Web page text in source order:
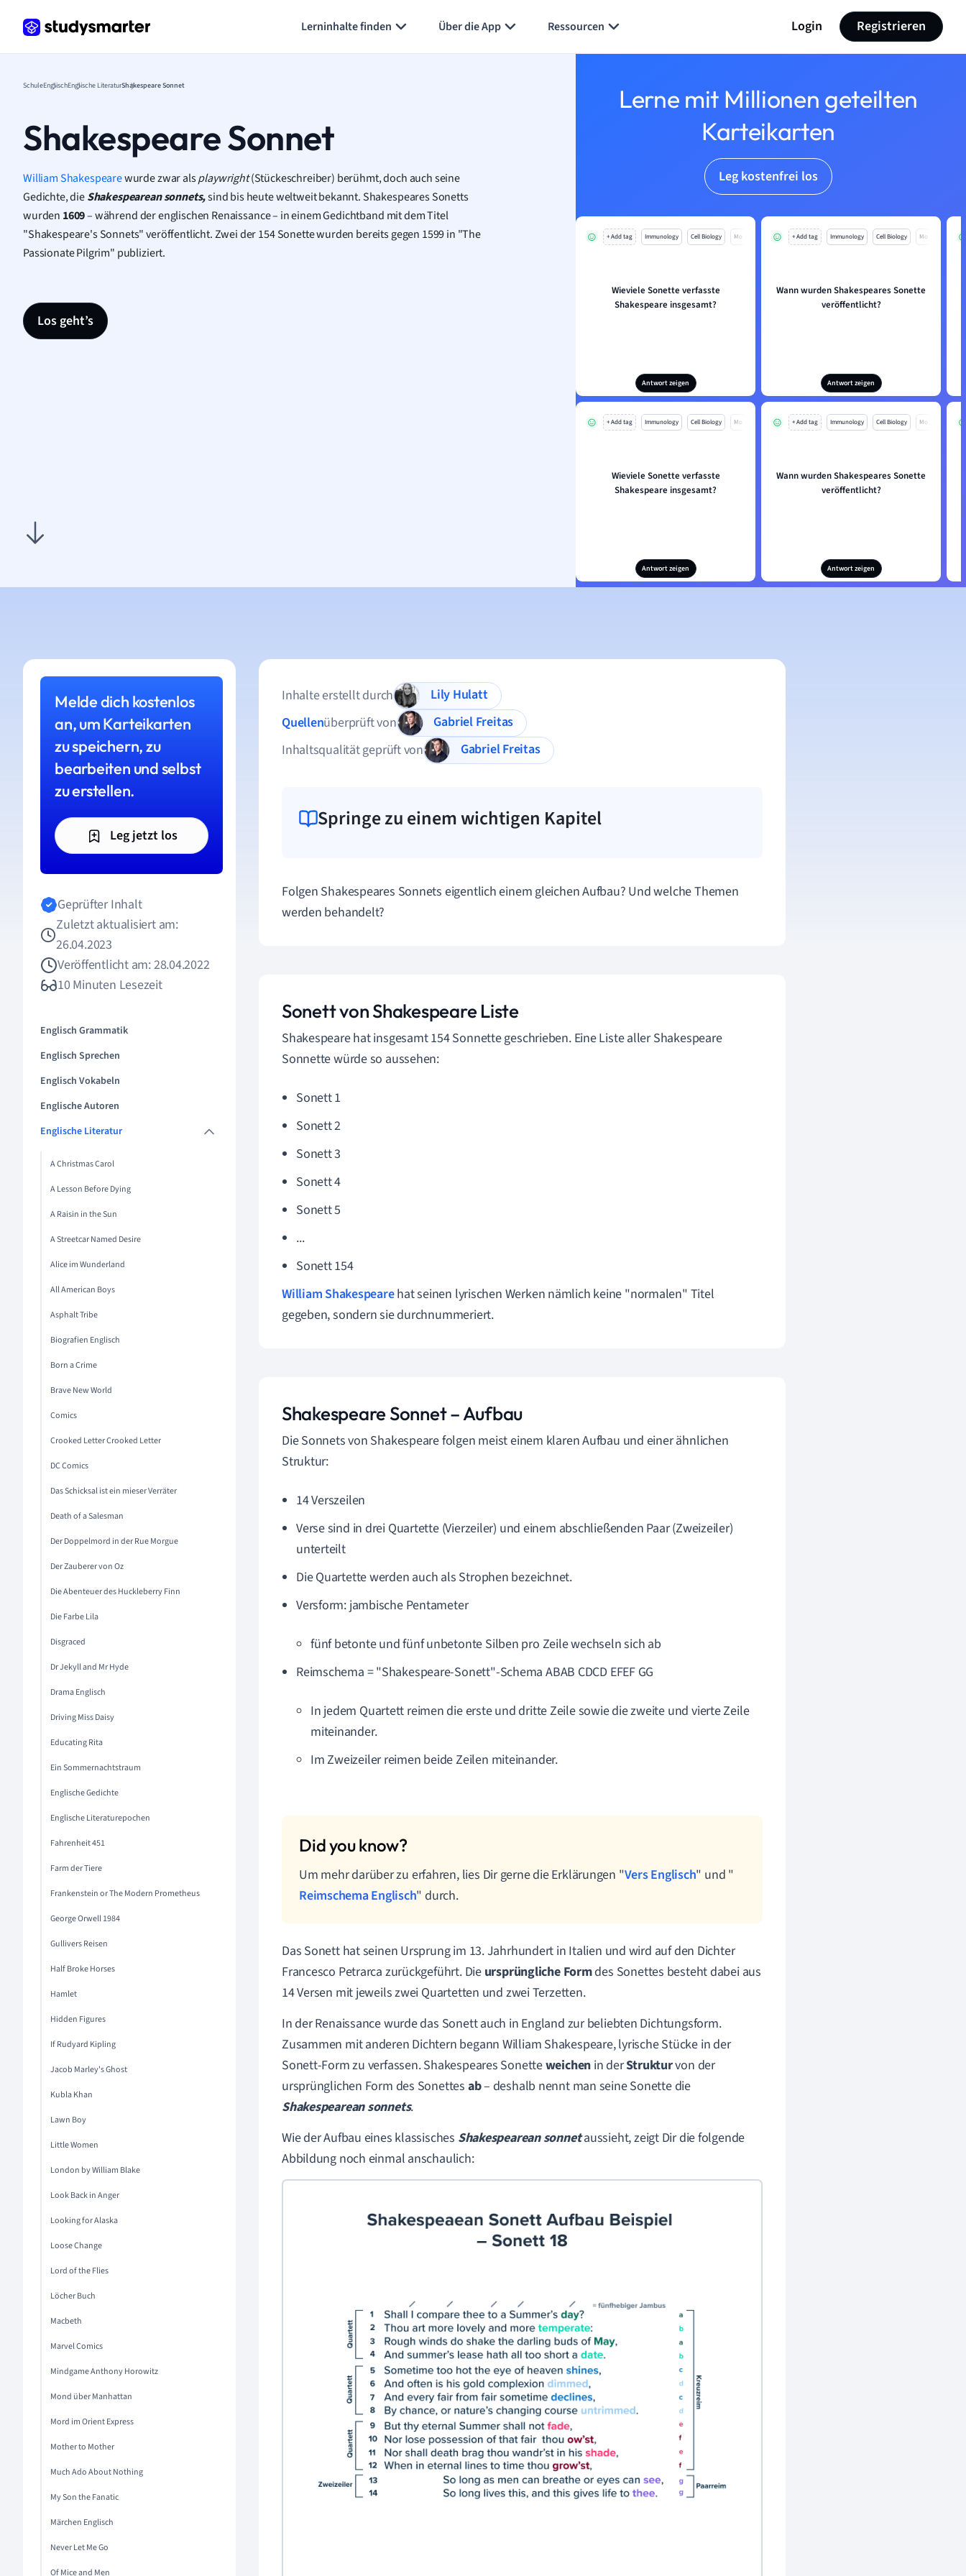
Lerninhalte finden Über die App Ressourcen Login Registrieren
SchuleEnglischEnglische LiteraturShakespeare Sonnet
Shakespeare Sonnet
William Shakespearewurde zwar alsplaywright(Stückeschreiber) berühmt, doch auch seine
Gedichte, dieShakespeareansonnets,sind bis heute weltweit bekannt. ShakespearesSonetts
wurden 1609– während der englischen Renaissance – in einem Gedichtband mit dem Titel
"Shakespeare's Sonnets" veröffentlicht. Zwei der 154 Sonette wurden bereits gegen 1599 in "The
Passionate Pilgrim" publiziert.
Los geht’s
Lerne mit Millionen geteilten
Karteikarten
Leg kostenfrei los
+ Add tag Immunology Cell Biology Mo
Wieviele Sonette verfasste
Shakespeare insgesamt?
Antwort zeigen
+ Add tag Immunology Cell Biology Mo
Wann wurden Shakespeares Sonette
veröffentlicht?
Antwort zeigen
+ Add tag Immunology Cell Biology Mo
Wieviele Sonette verfasste
Shakespeare insgesamt?
Antwort zeigen
+ Add tag Immunology Cell Biology Mo
Wann wurden Shakespeares Sonette
veröffentlicht?
Antwort zeigen
Melde dich kostenlos
an, um Karteikarten
zu speichern, zu
bearbeiten und selbst
zu erstellen.
Leg jetzt los
Geprüfter Inhalt
Zuletzt aktualisiert am:
26.04.2023
Veröffentlicht am: 28.04.2022
10 Minuten Lesezeit
Englisch Grammatik
Englisch Sprechen
Englisch Vokabeln
Englische Autoren
Englische Literatur
A Christmas Carol
A Lesson Before Dying
A Raisin in the Sun
A Streetcar Named Desire
Alice im Wunderland
All American Boys
Asphalt Tribe
Biografien Englisch
Born a Crime
Brave New World
Comics
Crooked Letter Crooked Letter
DC Comics
Das Schicksal ist ein mieser Verräter
Death of a Salesman
Der Doppelmord in der Rue Morgue
Der Zauberer von Oz
Die Abenteuer des Huckleberry Finn
Die Farbe Lila
Disgraced
Dr Jekyll and Mr Hyde
Drama Englisch
Driving Miss Daisy
Educating Rita
Ein Sommernachtstraum
Englische Gedichte
Englische Literaturepochen
Fahrenheit 451
Farm der Tiere
Frankenstein or The Modern Prometheus
George Orwell 1984
Gullivers Reisen
Half Broke Horses
Hamlet
Hidden Figures
If Rudyard Kipling
Jacob Marley's Ghost
Kubla Khan
Lawn Boy
Little Women
London by William Blake
Look Back in Anger
Looking for Alaska
Loose Change
Lord of the Flies
Löcher Buch
Macbeth
Marvel Comics
Mindgame Anthony Horowitz
Mond über Manhattan
Mord im Orient Express
Mother to Mother
Much Ado About Nothing
My Son the Fanatic
Märchen Englisch
Never Let Me Go
Of Mice and Men
Inhalte erstellt durch
Lily Hulatt
Quellenüberprüft von
Gabriel Freitas
Inhaltsqualität geprüft von
Gabriel Freitas
Springe zu einem wichtigen Kapitel
Folgen Shakespeares Sonnets eigentlich einem gleichen Aufbau? Und welche Themen
werden behandelt?
Sonett von Shakespeare Liste
Shakespeare hat insgesamt 154 Sonnette geschrieben. Eine Liste aller Shakespeare
Sonnette würde so aussehen:
Sonett 1
Sonett 2
Sonett 3
Sonett 4
Sonett 5
...
Sonett 154
William Shakespearehat seinen lyrischen Werken nämlich keine "normalen" Titel
gegeben, sondern sie durchnummeriert.
Shakespeare Sonnet – Aufbau
Die Sonnets von Shakespeare folgen meist einem klaren Aufbau und einer ähnlichen
Struktur:
14 Verszeilen
Verse sind in drei Quartette (Vierzeiler) und einem abschließenden Paar (Zweizeiler)
unterteilt
Die Quartette werden auch als Strophen bezeichnet.
Versform: jambische Pentameter
fünf betonte und fünf unbetonte Silben pro Zeile wechseln sich ab
Reimschema = "Shakespeare-Sonett"-Schema ABAB CDCD EFEF GG
In jedem Quartett reimen die erste und dritte Zeile sowie die zweite und vierte Zeile
miteinander.
Im Zweizeiler reimen beide Zeilen miteinander.
Um mehr darüber zu erfahren, lies Dir gerne die Erklärungen "Vers Englisch" und "
Reimschema Englisch" durch.
Das Sonett hat seinen Ursprung im 13. Jahrhundert in Italien und wird auf den Dichter
Francesco Petrarca zurückgeführt. Die ursprüngliche Formdes Sonettes besteht dabei aus
14 Versen mit jeweils zwei Quartetten und zwei Terzetten.
In der Renaissance wurde das Sonett auch in England zur beliebten Dichtungsform.
Zusammen mit anderen Dichtern begann William Shakespeare, lyrische Stücke in der
Sonett-Form zu verfassen. Shakespeares Sonetteweichen in derStrukturvon der
ursprünglichen Form des Sonettes ab– deshalb nennt man seine Sonette die
Shakespeareansonnets.
Wie der Aufbau eines klassisches Shakespeareansonnetaussieht, zeigt Dir die folgende
Abbildung noch einmal anschaulich: